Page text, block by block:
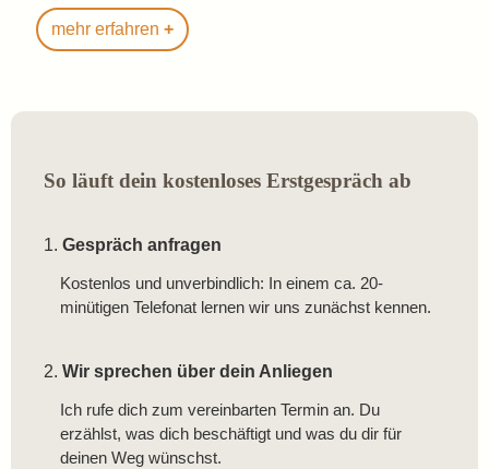
mehr erfahren
So läuft dein kostenloses Erstgespräch ab
1. Gespräch anfragen
Kostenlos und unverbindlich: In einem ca. 20-
minütigen Telefonat lernen wir uns zunächst kennen.
2. Wir sprechen über dein Anliegen
Ich rufe dich zum vereinbarten Termin an. Du
erzählst, was dich beschäftigt und was du dir für
deinen Weg wünschst.